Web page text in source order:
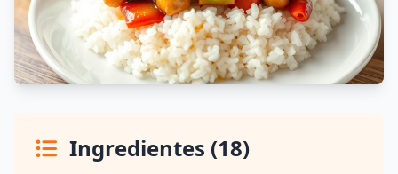
Ingredientes (18)